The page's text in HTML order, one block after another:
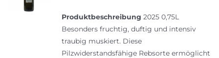
war:
11,00 €
ist:
10,00 €.
Produktbeschreibung 2025 0,75L
Besonders fruchtig, duftig und intensiv
traubig muskiert. Diese
Pilzwiderstandsfähige Rebsorte ermöglicht